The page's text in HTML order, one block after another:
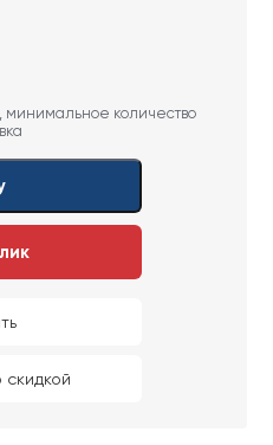
минимальное количество
скидкой